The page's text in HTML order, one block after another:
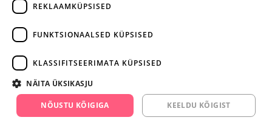
facebook.com/yesyes.ee
Instagram/yesyes.ee
REKLAAMKÜPSISED
FUNKTSIONAALSED KÜPSISED
KLASSIFITSEERIMATA KÜPSISED
NÄITA ÜKSIKASJU
NÕUSTU KÕIGIGA KEELDU KÕIGIST